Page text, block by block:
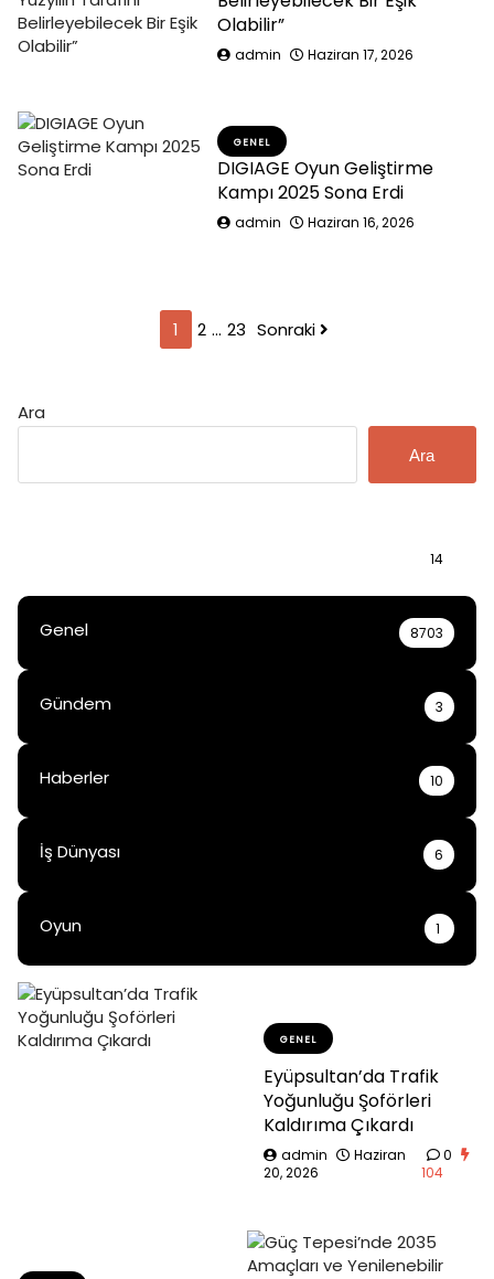
Olabilir”
admin Haziran 17, 2026
GENEL
DIGIAGE Oyun Geliştirme
Kampı 2025 Sona Erdi
admin Haziran 16, 2026
1 2 … 23 Sonraki
Ara
Ara
14
Genel 8703
Gündem 3
Haberler 10
İş Dünyası 6
Oyun 1
GENEL
Eyüpsultan’da Trafik
Yoğunluğu Şoförleri
Kaldırıma Çıkardı
admin
Haziran
20, 2026
0
104